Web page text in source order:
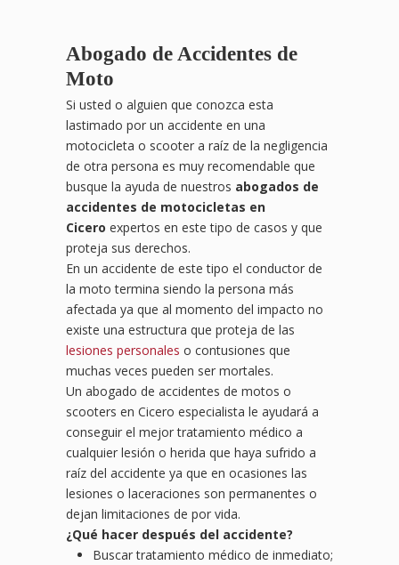
Abogado de Accidentes de
Moto
Si usted o alguien que conozca esta
lastimado por un accidente en una
motocicleta o scooter a raíz de la negligencia
de otra persona es muy recomendable que
busque la ayuda de nuestros abogados de
accidentes de motocicletas en
Cicero expertos en este tipo de casos y que
proteja sus derechos.
En un accidente de este tipo el conductor de
la moto termina siendo la persona más
afectada ya que al momento del impacto no
existe una estructura que proteja de las
lesiones personales o contusiones que
muchas veces pueden ser mortales.
Un abogado de accidentes de motos o
scooters en Cicero especialista le ayudará a
conseguir el mejor tratamiento médico a
cualquier lesión o herida que haya sufrido a
raíz del accidente ya que en ocasiones las
lesiones o laceraciones son permanentes o
dejan limitaciones de por vida.
¿Qué hacer después del accidente?
Buscar tratamiento médico de inmediato;